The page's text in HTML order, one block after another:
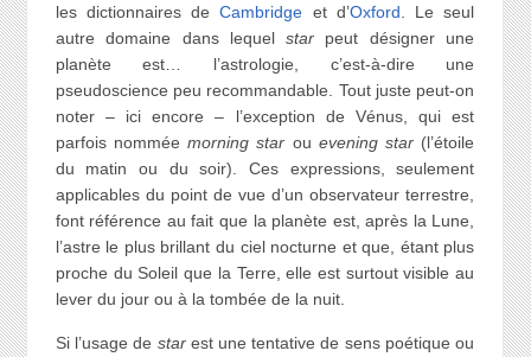
les dictionnaires deCambridge et d’Oxford . Le seul
autre domaine dans lequelstar peut désigner une
planète est… l’astrologie, c’est-à-dire une
pseudoscience peu recommandable. Tout juste peut-on
noter – ici encore – l’exception de Vénus, qui est
parfois nomméemorning star ou evening star(l’étoile
du matin ou du soir). Ces expressions, seulement
applicables du point de vue d’un observateur terrestre,
font référence au fait que la planète est, après la Lune,
l’astre le plus brillant du ciel nocturne et que, étant plus
proche du Soleil que la Terre, elle est surtout visible au
lever du jour ou à la tombée de la nuit.
Si l’usage de starest une tentative de sens poétique ou